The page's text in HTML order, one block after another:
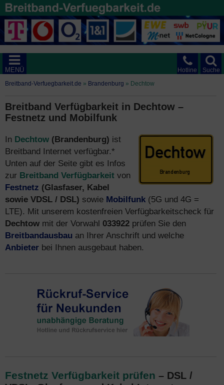
Suche
Hotline
MENÜ
Breitband-Verfuegbarkeit.de » Brandenburg » Dechtow
Breitband Verfügbarkeit in Dechtow –
Festnetz und Mobilfunk
In Dechtow (Brandenburg) ist
Breitband Internet verfügbar.*
Unten auf der Seite gibt es Infos
zur Breitband Verfügbarkeit von
Festnetz (Glasfaser, Kabel
sowie VDSL / DSL) sowie Mobilfunk (5G und 4G =
LTE). Mit unserem kostenfreien Verfügbarkeitscheck für
Dechtow mit der Vorwahl 033922 prüfen Sie den
Breitbandausbau an Ihrer Anschrift und welche
Anbieter bei Ihnen ausgebaut haben.
Festnetz Verfügbarkeit prüfen – DSL /